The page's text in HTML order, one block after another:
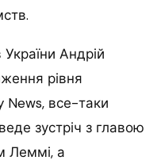
Андрій
рівня
News, все-таки
зустріч з главою
Леммі, а